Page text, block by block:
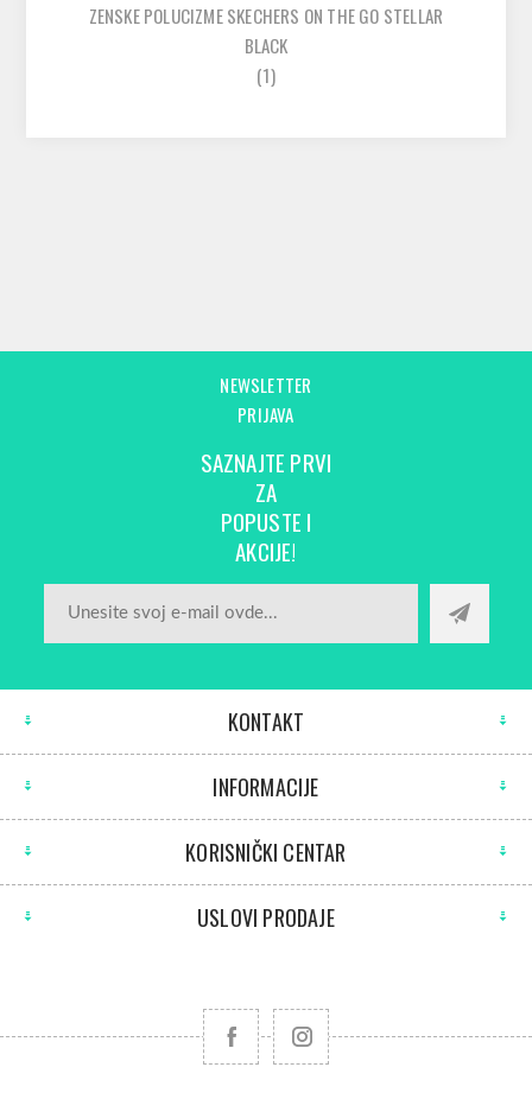
ZENSKE POLUCIZME SKECHERS ON THE GO STELLAR
BLACK
(1)
NEWSLETTER
PRIJAVA
SAZNAJTE PRVI
ZA
POPUSTE I
AKCIJE!
KONTAKT
INFORMACIJE
KORISNIČKI CENTAR
USLOVI PRODAJE